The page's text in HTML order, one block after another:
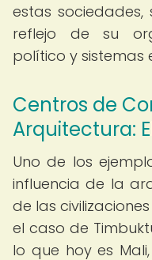
estas
reflejo de su
político y sistemas
Centros de
Arquitectura:
Uno de los
influencia de la
de las
el caso de
lo que hoy es